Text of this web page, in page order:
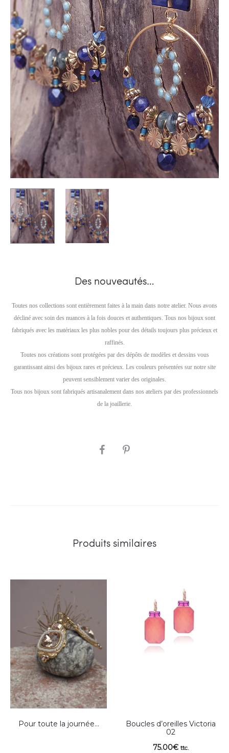
Des nouveautés…
Toutes nos collections sont entièrement faites à la main dans notre atelier. Nous avons
décliné avec soin des nuances à la fois douces et authentiques. Tous nos bijoux sont
fabriqués avec les matériaux les plus nobles pour des détails toujours plus précieux et
raffinés.
Toutes nos créations sont protégées par des dépôts de modèles et dessins vous
garantissant ainsi des bijoux rares et précieux. Les couleurs présentées sur notre site
peuvent sensiblement varier des originales.
Tous nos bijoux sont fabriqués artisanalement dans nos ateliers par des professionnels
de la joaillerie.
SHARE
Produits similaires
Pour toute la journée…
Boucles d’oreilles Victoria
02
75.00€ ttc.